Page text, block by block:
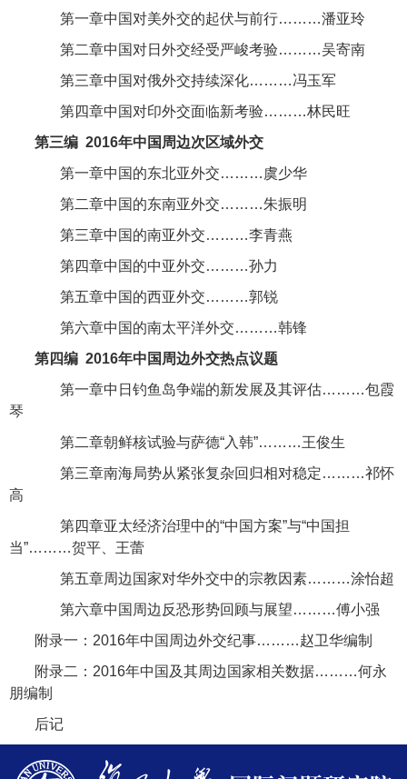
第一章中国对美外交的起伏与前行………潘亚玲
第二章中国对日外交经受严峻考验………吴寄南
第三章中国对俄外交持续深化………冯玉军
第四章中国对印外交面临新考验………林民旺
第三编 2016年中国周边次区域外交
第一章中国的东北亚外交……… 虞少华
第二章中国的东南亚外交………朱振明
第三章中国的南亚外交………李青燕
第四章中国的中亚外交………孙力
第五章中国的西亚外交………郭锐
第六章中国的南太平洋外交………韩锋
第四编 2016年中国周边外交热点议题
第一章中日钓鱼岛争端的新发展及其评估………包霞
琴
第二章朝鲜核试验与萨德“入韩”………王俊生
第三章南海局势从紧张复杂回归相对稳定………祁怀
高
第四章亚太经济治理中的“中国方案”与“中国担
当”………贺平、王蕾
第五章周边国家对华外交中的宗教因素………涂怡超
第六章中国周边反恐形势回顾与展望………傅小强
附录一： 2016年中国周边外交纪事………赵卫华编制
附录二： 2016年中国及其周边国家相关数据………何永
朋编制
后记